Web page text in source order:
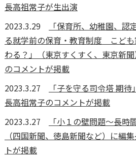
長高祖常子が生出演
2023.3.29
「保育所、幼稚園、
る就学前の保育・教育制度 こど
わる？」（東京すくすく、東京新
のコメントが掲載
2023.3.27
「子を守る司令塔 期
長高祖常子のコメントが掲載
2023.3.27
「小１の壁問題～長時
（四国新聞、徳島新聞など）に編
トが掲載